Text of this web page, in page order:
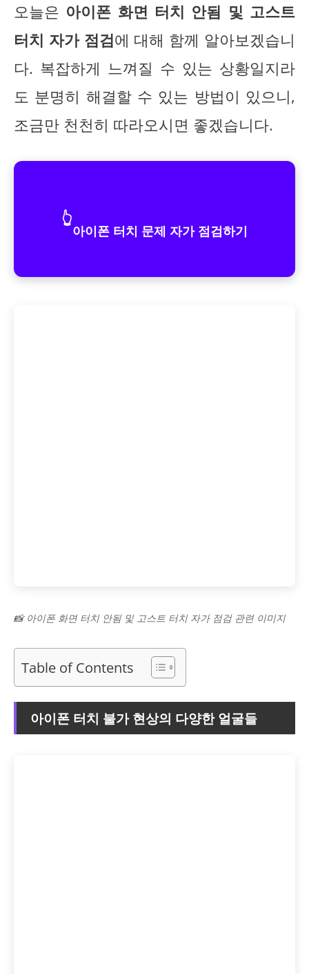
오늘은 아이폰 화면 터치 안됨 및 고스트
터치 자가 점검에 대해 함께 알아보겠습니
다. 복잡하게 느껴질 수 있는 상황일지라
도 분명히 해결할 수 있는 방법이 있으니,
조금만 천천히 따라오시면 좋겠습니다.
👆
아이폰 터치 문제 자가 점검하기
📸 아이폰 화면 터치 안됨 및 고스트 터치 자가 점검 관련 이미지
Table of Contents
아이폰 터치 불가 현상의 다양한 얼굴들